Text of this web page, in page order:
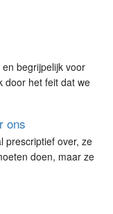
begrijpelijk voor
door het feit dat we
ons
prescriptief over, ze
doen, maar ze